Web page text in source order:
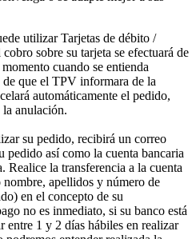
utilizar Tarjetas de débito /
sobre su tarjeta se efectuará de
cuando se entienda
que el TPV informara de la
automáticamente el pedido,
anulación.
su pedido, recibirá un correo
pedido así como la cuenta bancaria
Realice la transferencia a la cuenta
apellidos y número de
en el concepto de su
no es inmediato, si su banco está
entre 1 y 2 días hábiles en realizar